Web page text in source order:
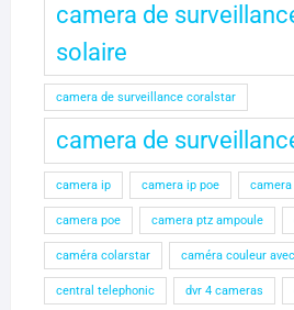
camera de
solaire
camera de surveillance coralstar
camera de
camera ip camera ip poe camera
camera poe camera ptz ampoule
caméra colarstar caméra couleur
central telephonic dvr 4 cameras